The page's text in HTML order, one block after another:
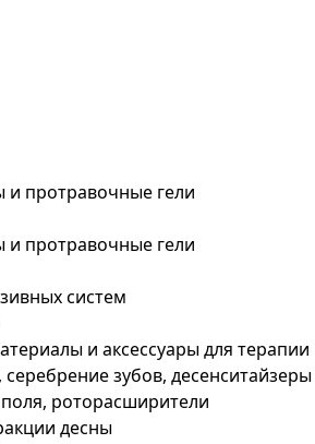
и протравочные гели
и протравочные гели
систем
и аксессуары для терапии
зубов, десенситайзеры
роторасширители
десны